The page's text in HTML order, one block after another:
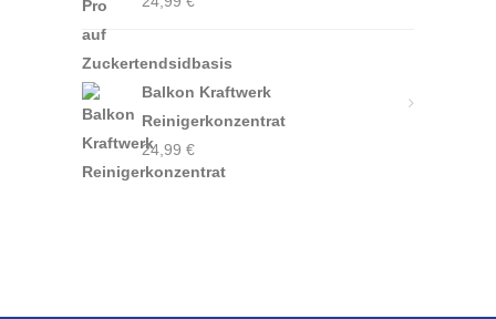
Balkon Kraftwerk
Reinigerkonzentrat
24,99 €